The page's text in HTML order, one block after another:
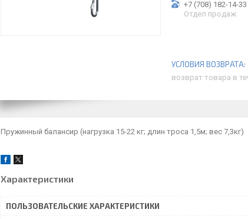
+7 (708) 182-14-33
Отдел продаж
возврат товара в
Пружинный балансир (нагрузка 15-22 кг; длин троса 1,5м; вес 7,3кг)
Характеристики
ПОЛЬЗОВАТЕЛЬСКИЕ ХАРАКТЕРИСТИКИ